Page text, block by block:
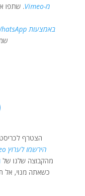
מ-Vimeo
. שתפו
באמצעות WhatsApp
הצטרף
הירשמו לערוץ Vimeo שלנו
מהקבוצה שלנו של
כשאתה מנוי, אל